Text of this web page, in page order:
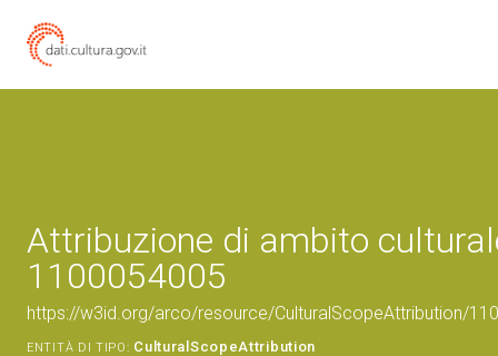
Attribuzione di ambito
1100054005
https://w3id.org/arco/resource/CulturalScopeAttribution/
ENTITÀ DI TIPO: CulturalScopeAttribution